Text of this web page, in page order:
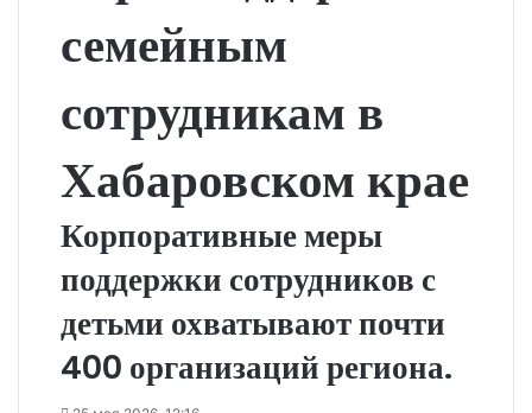
семейным
сотрудникам в
Хабаровском крае
Корпоративные меры
поддержки сотрудников с
детьми охватывают почти
400 организаций региона.